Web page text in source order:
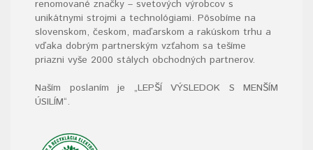
renomované značky – svetových výrobcov s
unikátnymi strojmi a technológiami. Pôsobíme na
slovenskom, českom, maďarskom a rakúskom trhu a
vďaka dobrým partnerským vzťahom sa tešíme
priazni vyše 2000 stálych obchodných partnerov.
Naším poslaním je „LEPŠÍ VÝSLEDOK S MENŠÍM
ÚSILÍM“.